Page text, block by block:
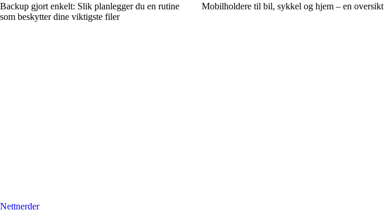
Backup gjort enkelt: Slik planlegger du en rutine
som beskytter dine viktigste filer
Mobilholdere til bil, sykkel og hjem – en oversikt
Nettnerder